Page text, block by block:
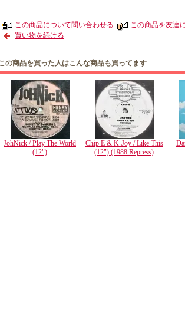
この商品について問い合わせる
この商品を友達
買い物を続ける
の商品を買った人はこんな商品も買ってます
JohNick / Play The World
(12")
Chip E & K-Joy / Like This
(12") (1988 Repress)